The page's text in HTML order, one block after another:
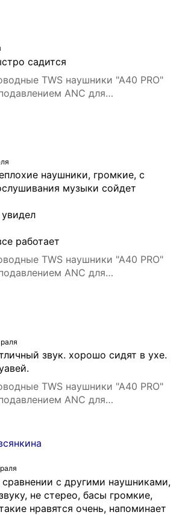
садится
TWS наушники "A40 PRO"
ANC для
наушники, громкие, с
музыки сойдет
увидел
работает
TWS наушники "A40 PRO"
ANC для
звук. хорошо сидят в ухе.
TWS наушники "A40 PRO"
ANC для
сравнении с другими наушниками,
не стерео, басы громкие,
нравятся очень, напоминает